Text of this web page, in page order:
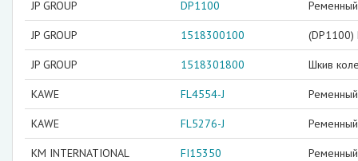
JP GROUP DP1100
JP GROUP 1518300100 (DP1100)
JP GROUP 1518301800 Шкив
KAWE FL4554-J
KAWE FL5276-J
KM INTERNATIONAL FI15350